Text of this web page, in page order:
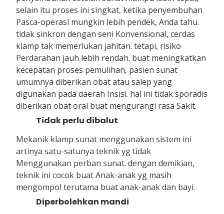
selain itu proses ini singkat, ketika penyembuhan
Pasca-operasi mungkin lebih pendek, Anda tahu.
tidak sinkron dengan seni Konvensional, cerdas
klamp tak memerlukan jahitan. tetapi, risiko
Perdarahan jauh lebih rendah. buat meningkatkan
kecepatan proses pemulihan, pasien sunat
umumnya diberikan obat atau salep yang
digunakan pada daerah Insisi. hal ini tidak sporadis
diberikan obat oral buat mengurangi rasa Sakit.
Tidak perlu dibalut
Mekanik klamp sunat menggunakan sistem ini
artinya satu-satunya teknik yg tidak
Menggunakan perban sunat. dengan demikian,
teknik ini cocok buat Anak-anak yg masih
mengompol terutama buat anak-anak dan bayi.
Diperbolehkan mandi